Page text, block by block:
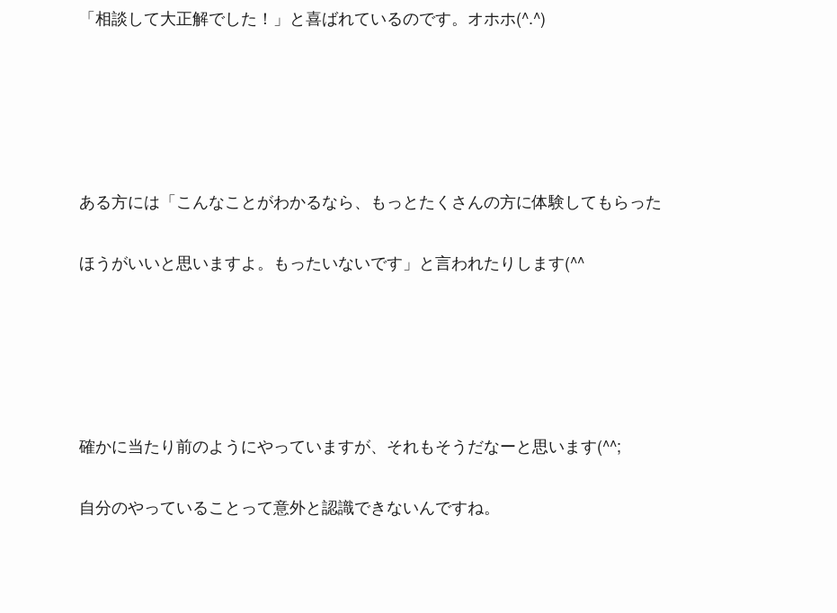
「相談して大正解でした！」と喜ばれているのです。オホホ(^.^)
ある方には「こんなことがわかるなら、もっとたくさんの方に体験してもらった
ほうがいいと思いますよ。もったいないです」と言われたりします(^^ゞ
確かに当たり前のようにやっていますが、それもそうだなーと思います(^^;
自分のやっていることって意外と認識できないんですね。